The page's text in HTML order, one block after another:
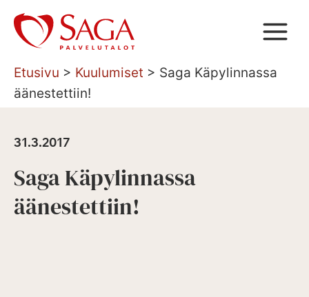
Siirry
sisältöön
Etusivu > Kuulumiset > Saga Käpylinnassa
äänestettiin!
31.3.2017
Saga Käpylinnassa
äänestettiin!